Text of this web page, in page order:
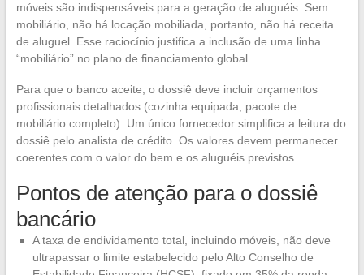
móveis são indispensáveis para a geração de aluguéis. Sem
mobiliário, não há locação mobiliada, portanto, não há receita
de aluguel. Esse raciocínio justifica a inclusão de uma linha
“mobiliário” no plano de financiamento global.
Para que o banco aceite, o dossiê deve incluir orçamentos
profissionais detalhados (cozinha equipada, pacote de
mobiliário completo). Um único fornecedor simplifica a leitura do
dossiê pelo analista de crédito. Os valores devem permanecer
coerentes com o valor do bem e os aluguéis previstos.
Pontos de atenção para o dossiê
bancário
A taxa de endividamento total, incluindo móveis, não deve
ultrapassar o limite estabelecido pelo Alto Conselho de